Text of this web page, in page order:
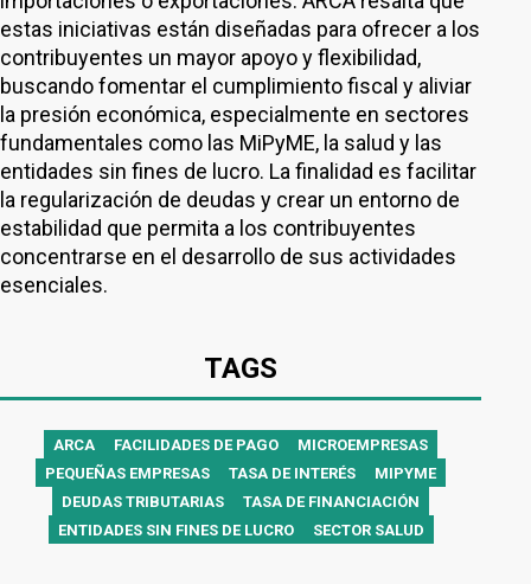
estas iniciativas están diseñadas para ofrecer a los
contribuyentes un mayor apoyo y flexibilidad,
buscando fomentar el cumplimiento fiscal y aliviar
la presión económica, especialmente en sectores
fundamentales como las MiPyME, la salud y las
entidades sin fines de lucro. La finalidad es facilitar
la regularización de deudas y crear un entorno de
estabilidad que permita a los contribuyentes
concentrarse en el desarrollo de sus actividades
esenciales.
TAGS
ARCA FACILIDADES DE PAGO
MICROEMPRESAS
PEQUEÑAS EMPRESAS
TASA DE INTERÉS
MIPYME
DEUDAS TRIBUTARIAS
TASA DE FINANCIACIÓN
ENTIDADES SIN FINES DE LUCRO
SECTOR SALUD